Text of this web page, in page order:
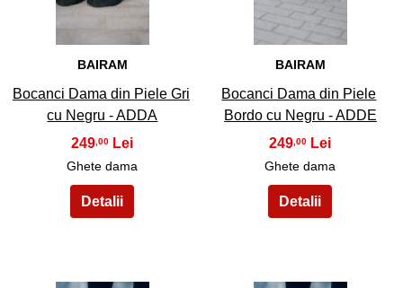
BAIRAM
Bocanci Dama din Piele Gri
cu Negru - ADDA
249 ,00
Ghete dama
BAIRAM
Bocanci Dama din Piele
Bordo cu Negru - ADDE
249 ,00
Ghete dama